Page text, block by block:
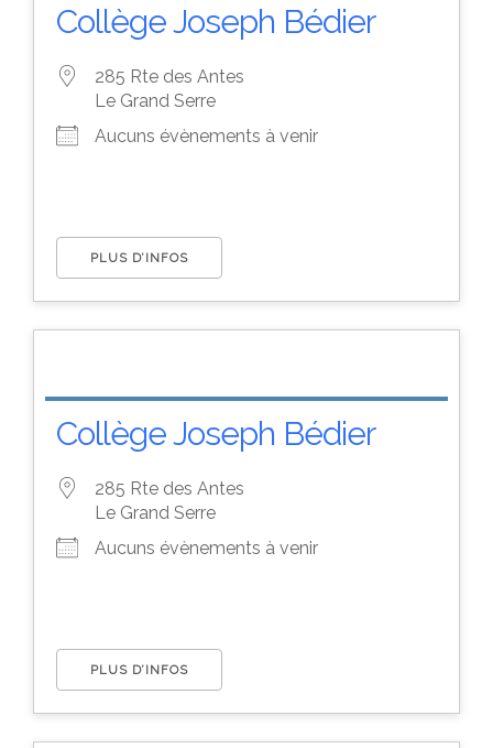
Collège Joseph Bédier
285 Rte des Antes
Le Grand Serre
Aucuns évènements à venir
PLUS D’INFOS
Collège Joseph Bédier
285 Rte des Antes
Le Grand Serre
Aucuns évènements à venir
PLUS D’INFOS